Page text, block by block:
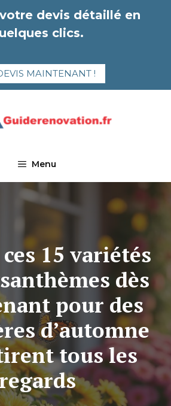
devis détaillé en
clics.
MAINTENANT !
Menu
15 variétés
dès
pour des
d’automne
tous les